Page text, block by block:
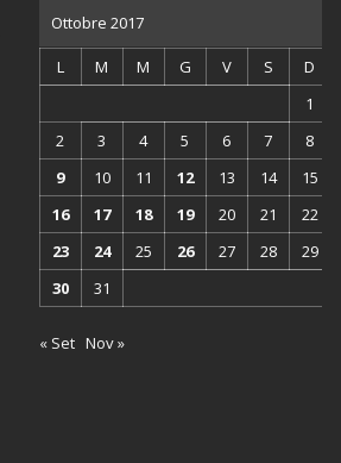
Ottobre 2017
L M M G V S
D
1
2
3 4 5 6 7
8
9
10 11 12 13 14
15
16
17 18 19 20 21
22
23
24 25 26 27 28
29
30
31
« Set Nov »